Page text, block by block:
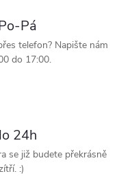
Pá
telefon? Napište nám
do 17:00.
24h
se již budete překrásně
:)